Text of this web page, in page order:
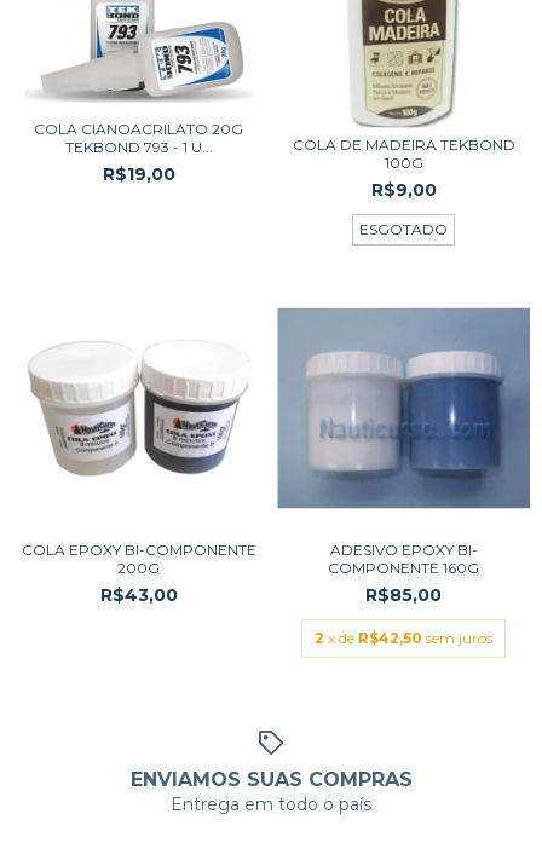
COLA CIANOACRILATO 20G
TEKBOND 793 - 1 U...
R$19,00
COLA DE MADEIRA TEKBOND
100G
R$9,00
ESGOTADO
COLA EPOXY BI-COMPONENTE
200G
R$43,00
ADESIVO EPOXY BI-
COMPONENTE 160G
R$85,00
2 x de R$42,50 sem juros
ENVIAMOS SUAS COMPRAS
Entrega em todo o país